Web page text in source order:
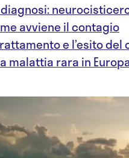
diagnosi:
avviene il contagio
e l’esito del
malattia rara in